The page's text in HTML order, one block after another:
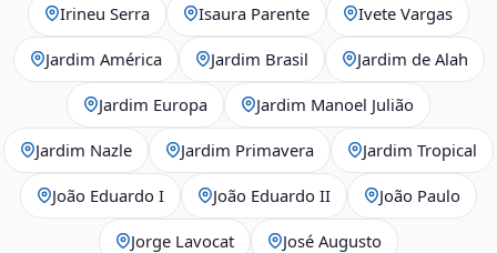
Irineu Serra Isaura Parente Ivete Vargas
Jardim América Jardim Brasil Jardim de Alah
Jardim Europa Jardim Manoel Julião
Jardim Nazle Jardim Primavera Jardim Tropical
João Eduardo I João Eduardo II João Paulo
Jorge Lavocat José Augusto